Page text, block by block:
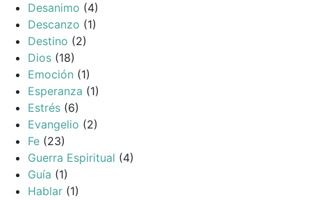
Desanimo (4)
Descanzo (1)
Destino (2)
Dios (18)
Emoción (1)
Esperanza (1)
Estrés (6)
Evangelio (2)
Fe (23)
Guerra Espiritual (4)
Guía (1)
Hablar (1)